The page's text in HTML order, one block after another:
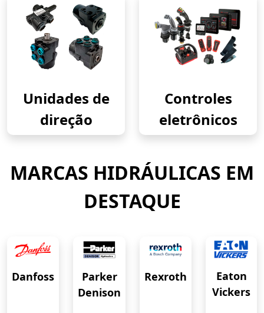
Unidades de
direção
Controles
eletrônicos
MARCAS HIDRÁULICAS EM
DESTAQUE
Danfoss
Parker
Denison
Rexroth
Eaton
Vickers